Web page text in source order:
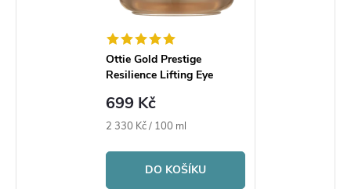
Ottie Gold Prestige
Resilience Lifting Eye
699 Kč
Měrná
2 330 Kč / 100 ml
DO KOŠÍKU